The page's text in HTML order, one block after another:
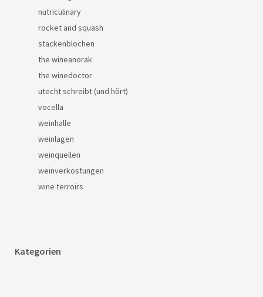
nutriculinary
rocket and squash
stackenblochen
the wineanorak
the winedoctor
utecht schreibt (und hört)
vocella
weinhalle
weinlagen
weinquellen
weinverkostungen
wine terroirs
Kategorien